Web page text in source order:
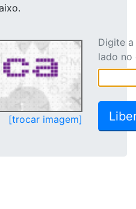
[trocar imagem]
Digite
lado no